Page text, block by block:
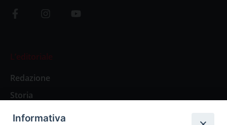
L’editoriale
Redazione
Storia
Informativa